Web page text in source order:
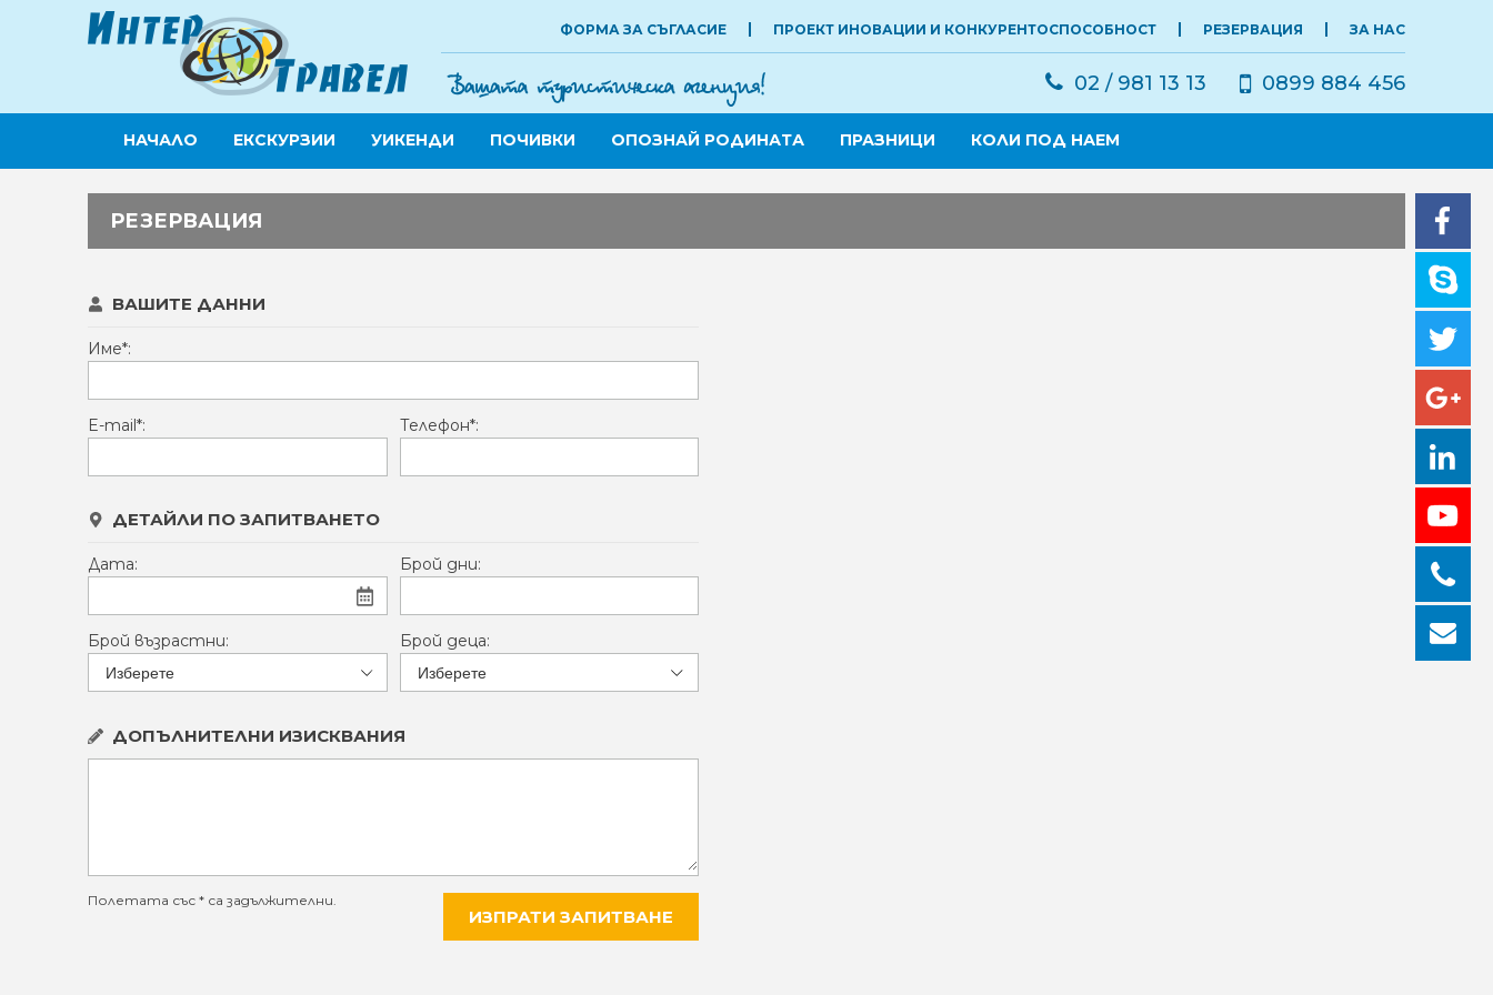
ФОРМА ЗА СЪГЛАСИЕ ПРОЕКТ ИНОВАЦИИ И КОНКУРЕНТОСПОСОБНОСТ РЕЗЕРВАЦИЯ ЗА НАС
02 / 981 13 13 0899 884 456
НАЧАЛО ЕКСКУРЗИИ УИКЕНДИ ПОЧИВКИ ОПОЗНАЙ РОДИНАТА ПРАЗНИЦИ КОЛИ ПОД НАЕМ
РЕЗЕРВАЦИЯ
ВАШИТЕ ДАННИ
Име*:
E-mail*: Телефон*:
ДЕТАЙЛИ ПО ЗАПИТВАНЕТО
Дата: Брой дни:
Брой възрастни: Брой деца:
ДОПЪЛНИТЕЛНИ ИЗИСКВАНИЯ
Полетата със * са задължителни.